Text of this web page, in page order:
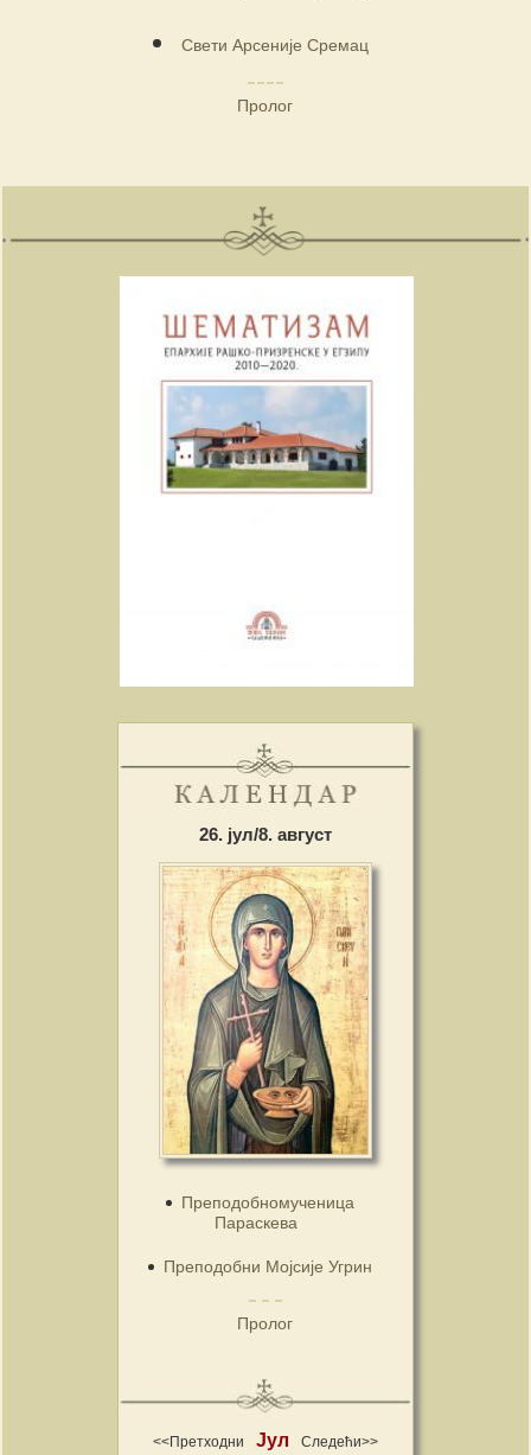
Свети Арсеније Сремац
Пролог
26. јул/8. август
Преподобномученица
Параскева
Преподобни Мојсије Угрин
Пролог
<<Претходни Јул Следећи>>